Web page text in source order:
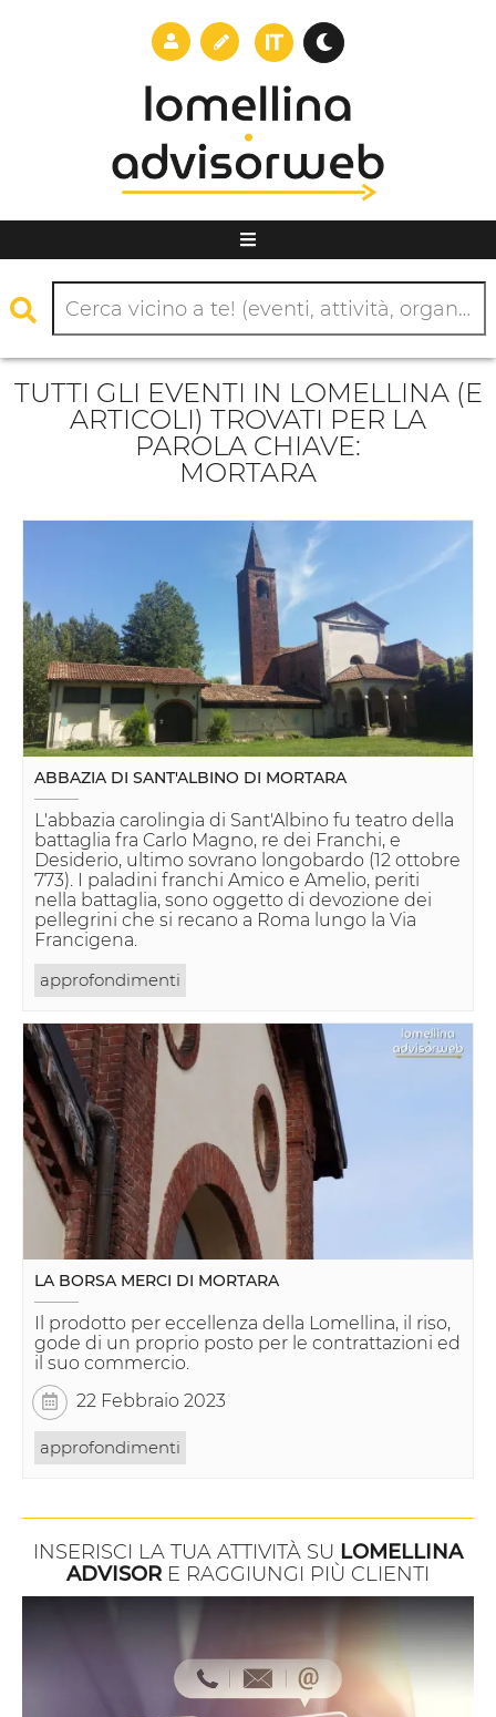
TUTTI GLI EVENTI IN LOMELLINA (E
ARTICOLI) TROVATI PER LA
PAROLA CHIAVE:
MORTARA
ABBAZIA DI SANT'ALBINO DI MORTARA
L'abbazia carolingia di Sant'Albino fu teatro della
battaglia fra Carlo Magno, re dei Franchi, e
Desiderio, ultimo sovrano longobardo (12 ottobre
773). I paladini franchi Amico e Amelio, periti
nella battaglia, sono oggetto di devozione dei
pellegrini che si recano a Roma lungo la Via
Francigena.
approfondimenti
LA BORSA MERCI DI MORTARA
Il prodotto per eccellenza della Lomellina, il riso,
gode di un proprio posto per le contrattazioni ed
il suo commercio.
22 Febbraio 2023
approfondimenti
INSERISCI LA TUA ATTIVITÀ SU LOMELLINA
ADVISOR E RAGGIUNGI PIÙ CLIENTI